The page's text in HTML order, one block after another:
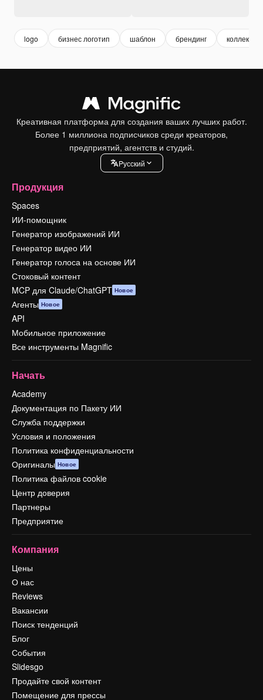
logo бизнес логотип шаблон брендинг коллекция
Креативная платформа для создания ваших лучших работ.
Более 1 миллиона подписчиков среди креаторов,
предприятий, агентств и студий.
Pусский
Продукция
Spaces
ИИ-помощник
Генератор изображений ИИ
Генератор видео ИИ
Генератор голоса на основе ИИ
Стоковый контент
MCP для Claude/ChatGPT Новое
Агенты Новое
API
Мобильное приложение
Все инструменты Magnific
Начать
Academy
Документация по Пакету ИИ
Служба поддержки
Условия и положения
Политика конфиденциальности
Оригиналы Новое
Политика файлов cookie
Центр доверия
Партнеры
Предприятие
Компания
Цены
О нас
Reviews
Вакансии
Поиск тенденций
Блог
События
Slidesgo
Продайте свой контент
Помещение для прессы